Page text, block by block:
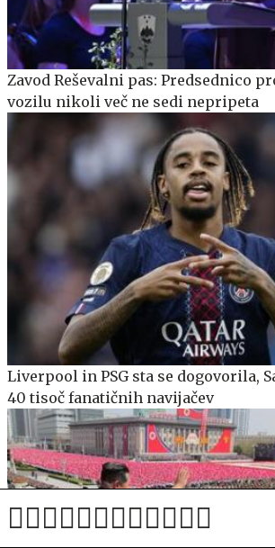
Zavod Reševalni pas: Predsednico
vozilu nikoli več ne sedi nepripeta
Liverpool in PSG sta se dogovorila,
40 tisoč fanatičnih navijačev